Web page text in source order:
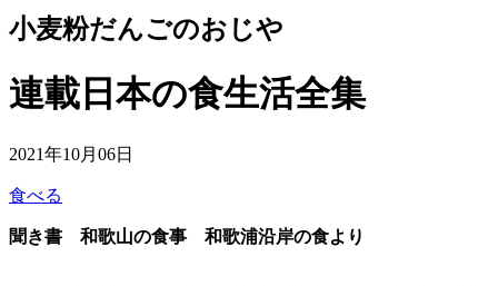
小麦粉だんごのおじや
連載 日本の食生活全集
2021年10月06日
食べる
聞き書 和歌山の食事 和歌浦沿岸の食より